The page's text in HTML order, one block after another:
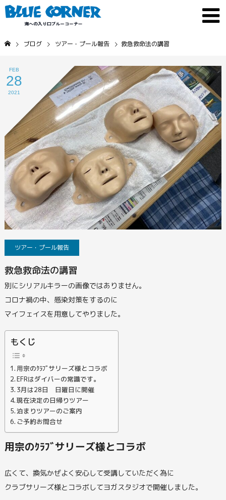
ブログ ツアー・プール報告 救急救命法の講習
FEB
28
2021
ツアー・プール報告
救急救命法の講習
別にシリアルキラーの画像ではありません。
コロナ禍の中、感染対策をするのに
マイフェイスを用意してやりました。
もくじ
用宗のｸﾗﾌﾞサリーズ様とコラボ
EFRはダイバーの常識です。
3月は28日 日曜日に開催
現在決定の日帰りツアー
泊まりツアーのご案内
ご予約お問合せ
用宗のｸﾗﾌﾞサリーズ様とコラボ
広くて、換気かぜよく安心して受講していただく為に
クラブサリーズ様とコラボしてヨガスタジオで開催しました。